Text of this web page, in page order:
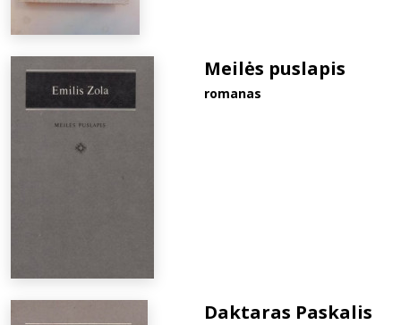
Meilės puslapis
romanas
Daktaras Paskalis